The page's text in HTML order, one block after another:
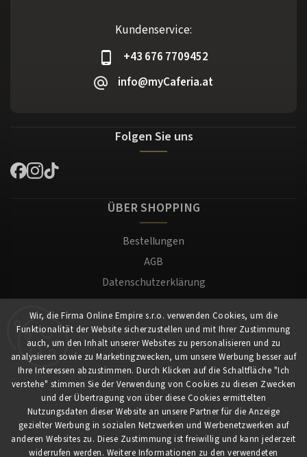
Wir, die Firma Online Empire s.r.o. verwenden Cookies, um die
Funktionalität der Website sicherzustellen und mit Ihrer Zustimmung
auch, um den Inhalt unserer Websites zu personalisieren und zu
analysieren sowie zu Marketingzwecken, um unsere Werbung besser auf
Ihre Interessen abzustimmen. Durch Klicken auf die Schaltfläche "Ich
verstehe" stimmen Sie der Verwendung von Cookies zu diesen Zwecken
und der Übertragung von über diese Cookies ermittelten
Nutzungsdaten dieser Website an unsere Partner für die Anzeige
gezielter Werbung in sozialen Netzwerken und Werbenetzwerken auf
anderen Websites zu. Diese Zustimmung ist freiwillig und kann jederzeit
widerrufen werden. Weitere Informationen zu den verwendeten
Kundenservice:
+43 676 7709452
info@myCaferia.at
Folgen Sie uns
ÜBER SHOPPING
Bestellungen
AGB
Datenschutzerklärung
Versand und Zahlung
Warenrücksendung
Impressum
Für Kunden
Mein Konto
Registrierung